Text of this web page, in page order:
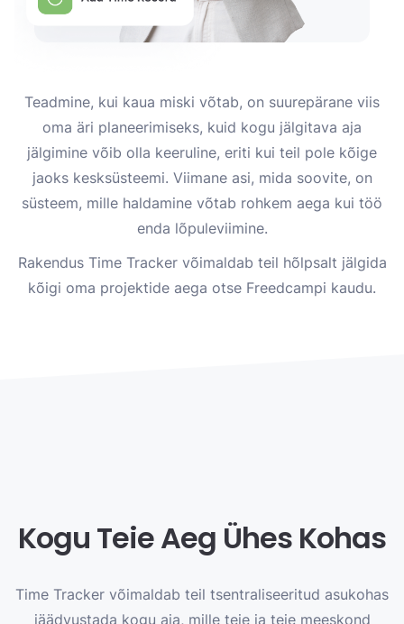
Teadmine, kui kaua miski võtab, on suurepärane viis
oma äri planeerimiseks, kuid kogu jälgitava aja
jälgimine võib olla keeruline, eriti kui teil pole kõige
jaoks kesksüsteemi. Viimane asi, mida soovite, on
süsteem, mille haldamine võtab rohkem aega kui töö
enda lõpuleviimine.
Rakendus Time Tracker võimaldab teil hõlpsalt jälgida
kõigi oma projektide aega otse Freedcampi kaudu.
Kogu Teie Aeg Ühes Kohas
Time Tracker võimaldab teil tsentraliseeritud asukohas
jäädvustada kogu aja, mille teie ja teie meeskond